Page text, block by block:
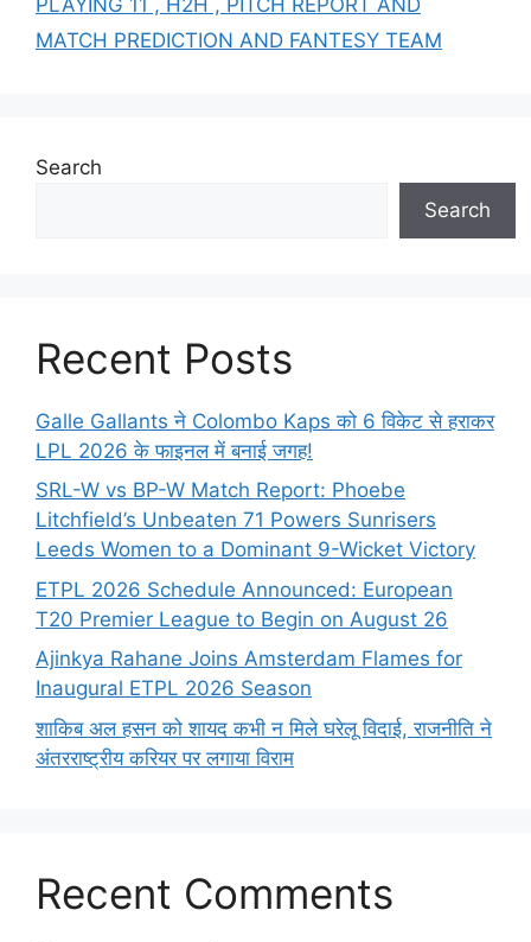
MATCH PREDICTION AND FANTESY TEAM
Search
Search
Recent Posts
Galle Gallants ने Colombo Kaps को 6 विकेट से हराकर
LPL 2026 के फाइनल में बनाई जगह!
SRL-W vs BP-W Match Report: Phoebe
Litchfield’s Unbeaten 71 Powers Sunrisers
Leeds Women to a Dominant 9-Wicket Victory
ETPL 2026 Schedule Announced: European
T20 Premier League to Begin on August 26
Ajinkya Rahane Joins Amsterdam Flames for
Inaugural ETPL 2026 Season
शाकिब अल हसन को शायद कभी न मिले घरेलू विदाई, राजनीति ने
अंतरराष्ट्रीय करियर पर लगाया विराम
Recent Comments